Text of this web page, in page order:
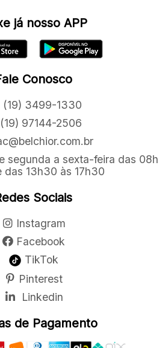
já nosso APP
Conosco
(19) 3499-1330
(19) 97144-2506
segunda a sexta-feira das 08h
das 13h30 às 17h30
Sociais
Instagram
Facebook
TikTok
Pinterest
Linkedin
de Pagamento